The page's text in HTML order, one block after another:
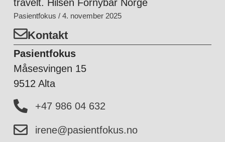
travelt. Hilsen Fornybar Norge
Pasientfokus 4. november 2025
Kontakt
Pasientfokus
Måsesvingen 15
9512 Alta
+47 986 04 632
irene@pasientfokus.no